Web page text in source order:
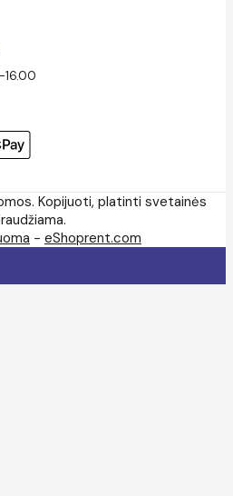
16.00
Kopijuoti, platinti svetainės
- eShoprent.com